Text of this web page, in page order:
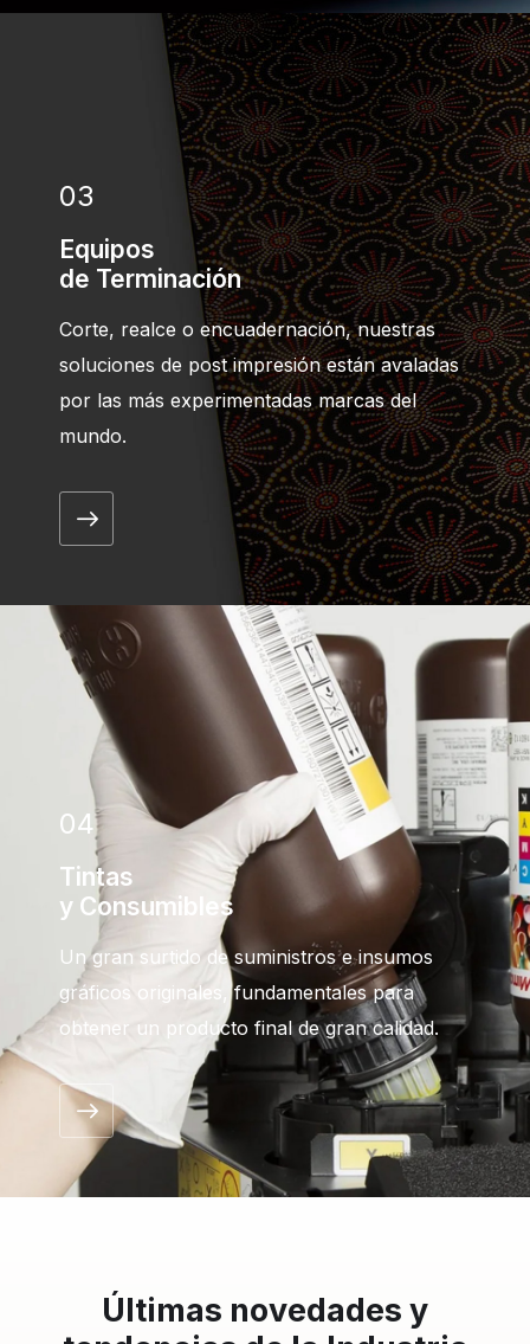
03
Equipos
de Terminación
Corte, realce o encuadernación, nuestras
soluciones de post impresión están avaladas
por las más experimentadas marcas del
mundo.
04
Tintas
y Consumibles
Un gran surtido de suministros e insumos
gráficos originales, fundamentales para
obtener un producto final de gran calidad.
Últimas novedades y